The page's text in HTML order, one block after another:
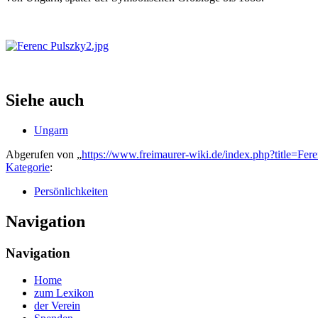
Siehe auch
Ungarn
Abgerufen von „https://www.freimaurer-wiki.de/
Kategorie:
Persönlichkeiten
Navigation
Navigation
Home
zum Lexikon
der Verein